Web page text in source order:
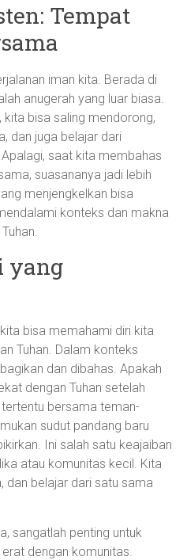
Tempat
iman kita. Berada di
anugerah yang luar biasa.
bisa saling mendorong,
dan juga belajar dari
saat kita membahas
suasananya jadi lebih
menjengkelkan bisa
konteks dan makna
yang
bisa memahami diri kita
Tuhan. Dalam konteks
dan dibahas. Apakah
dengan Tuhan setelah
bersama teman-
sudut pandang baru
Ini salah satu keajaiban
atau komunitas kecil. Kita
dan belajar dari satu sama
sangatlah penting untuk
dengan komunitas.